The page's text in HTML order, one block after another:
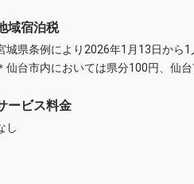
域宿泊税
城県条例により2026年1月13日から
仙台市内においては県分100円、仙
ービス料金
し